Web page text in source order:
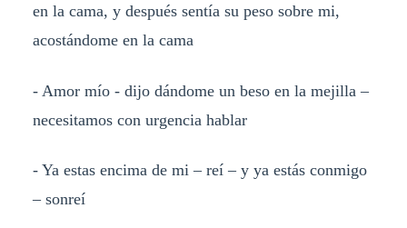
en la cama, y después sentía su peso sobre mi,
acostándome en la cama
- Amor mío - dijo dándome un beso en la mejilla –
necesitamos con urgencia hablar
- Ya estas encima de mi – reí – y ya estás conmigo
– sonreí